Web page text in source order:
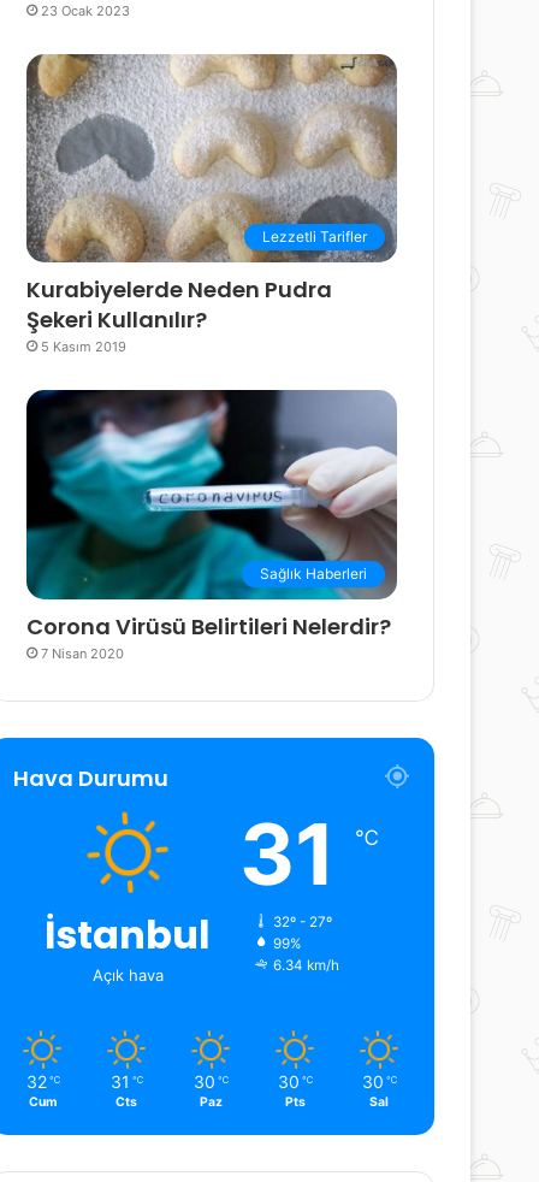
23 Ocak 2023
Lezzetli Tarifler
Kurabiyelerde Neden Pudra
Şekeri Kullanılır?
5 Kasım 2019
Sağlık Haberleri
Corona Virüsü Belirtileri Nelerdir?
7 Nisan 2020
Hava Durumu
İstanbul
Açık hava
31 ℃
32º - 27º
99%
6.34 km/h
32 ℃
Cum
31 ℃
Cts
30 ℃
Paz
30 ℃
Pts
30 ℃
Sal